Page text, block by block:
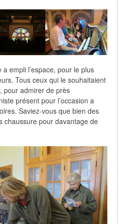
a empli l’espace, pour le plus
Tous ceux qui le souhaitaient
pour admirer de près
présent pour l’occasion a
Saviez-vous que bien des
chaussure pour davantage de